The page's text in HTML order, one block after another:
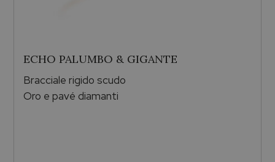
ECHO PALUMBO & GIGANTE
Bracciale rigido scudo
Oro e pavé diamanti